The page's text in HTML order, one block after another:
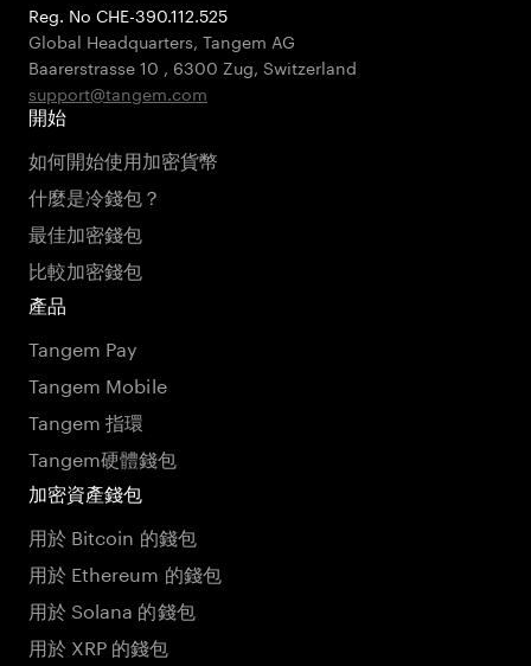
Reg. No CHE-390.112.525
Global Headquarters, Tangem AG
Baarerstrasse 10 , 6300 Zug, Switzerland
support@tangem.com
開始
如何開始使用加密貨幣
什麼是冷錢包？
最佳加密錢包
比較加密錢包
產品
Tangem Pay
Tangem Mobile
Tangem 指環
Tangem硬體錢包
加密資產錢包
用於 Bitcoin 的錢包
用於 Ethereum 的錢包
用於 Solana 的錢包
用於 XRP 的錢包